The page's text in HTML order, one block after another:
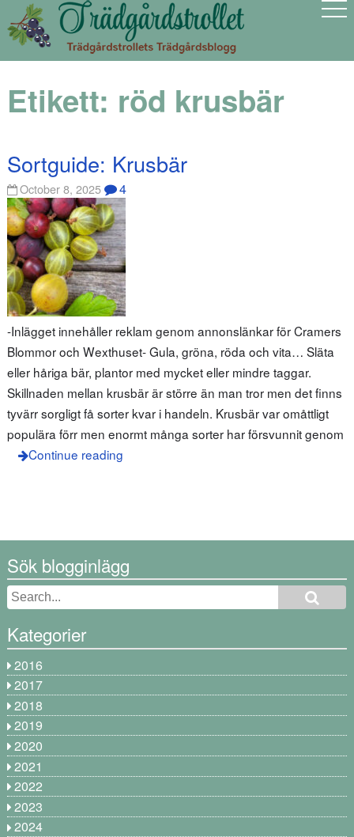
Etikett: röd krusbär
Sortguide: Krusbär
October 8, 2025 4
-Inlägget innehåller reklam genom annonslänkar för Cramers
Blommor och Wexthuset- Gula, gröna, röda och vita… Släta
eller håriga bär, plantor med mycket eller mindre taggar.
Skillnaden mellan krusbär är större än man tror men det finns
tyvärr sorgligt få sorter kvar i handeln. Krusbär var omåttligt
populära förr men enormt många sorter har försvunnit genom
Continue reading
Sök blogginlägg
Kategorier
2016
2017
2018
2019
2020
2021
2022
2023
2024